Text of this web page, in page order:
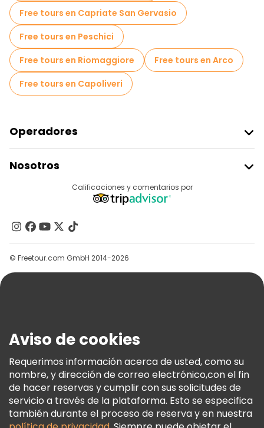
Free tours en Capriate San Gervasio
Free tours en Peschici
Free tours en Riomaggiore
Free tours en Arco
Free tours en Capoliveri
Operadores
Acceder Como Proveedor
Programa De Afiliados
Nosotros
Contacto
Grupos
Ayuda
Términos E Información Legal
Política De Cookies
Freetour Premios
Programa De Fidelidad
Calificaciones y comentarios por
© Freetour.com GmbH 2014-2026
Aviso de cookies
Requerimos información acerca de usted, como su
nombre, y dirección de correo electrónico,con el fin
de hacer reservas y cumplir con sus solicitudes de
servicio a través de la plataforma. Esto se especifica
también durante el proceso de reserva y en nuestra